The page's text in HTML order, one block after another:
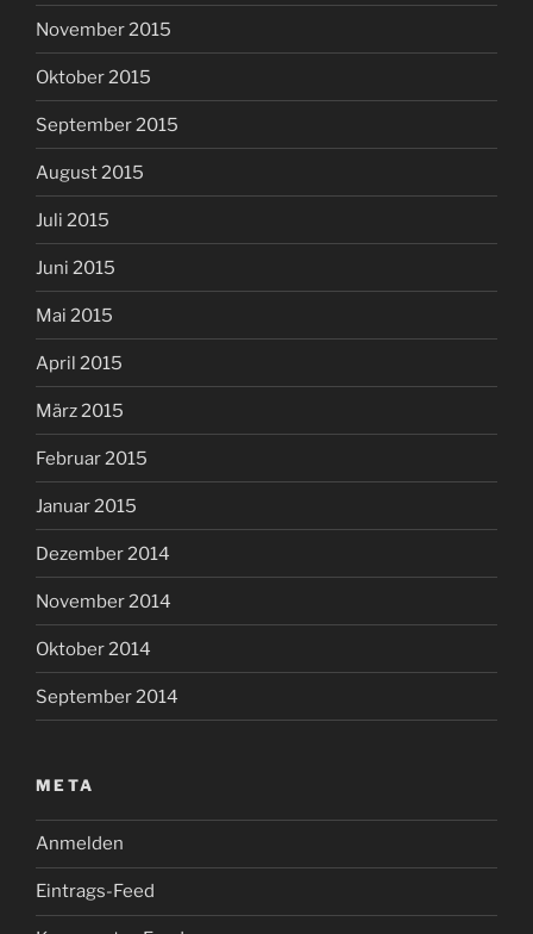
November 2015
Oktober 2015
September 2015
August 2015
Juli 2015
Juni 2015
Mai 2015
April 2015
März 2015
Februar 2015
Januar 2015
Dezember 2014
November 2014
Oktober 2014
September 2014
META
Anmelden
Eintrags-Feed